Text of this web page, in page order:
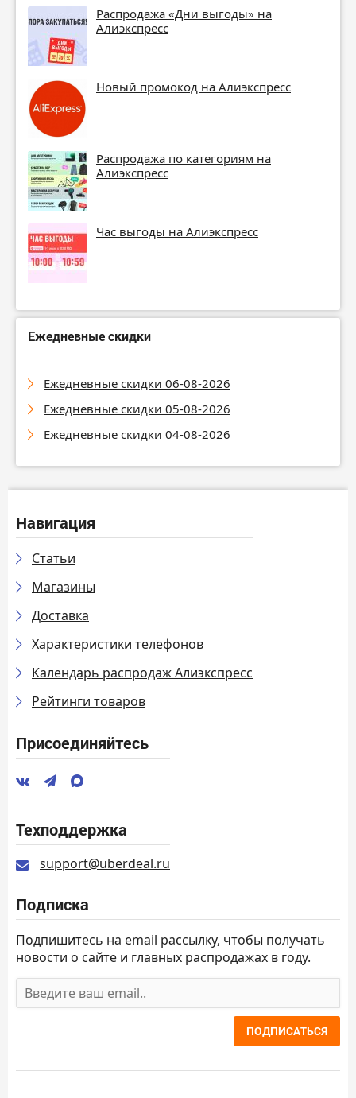
Распродажа «Дни выгоды» на
Алиэкспресс
Новый промокод на Алиэкспресс
Распродажа по категориям на
Алиэкспресс
Час выгоды на Алиэкспресс
Ежедневные скидки
Ежедневные скидки 06-08-2026
Ежедневные скидки 05-08-2026
Ежедневные скидки 04-08-2026
Навигация
Статьи
Магазины
Доставка
Характеристики телефонов
Календарь распродаж Алиэкспресс
Рейтинги товаров
Присоединяйтесь
Техподдержка
support@uberdeal.ru
Подписка
Подпишитесь на email рассылку, чтобы получать
новости о сайте и главных распродажах в году.
ПОДПИСАТЬСЯ